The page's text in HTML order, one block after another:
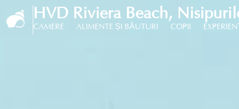
HVD Riviera Beach,
CAMERE ALIMENTE ȘI BĂUTURI COPII